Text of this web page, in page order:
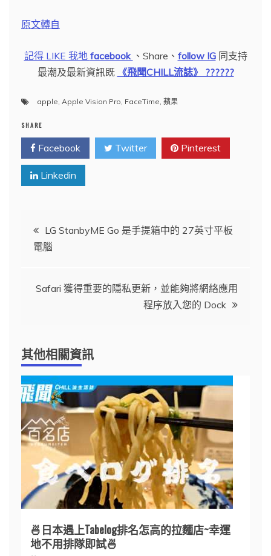
原文轉自
記得 LIKE 我地 facebook 、Share、 follow IG同支持
最潮及最新資訊既 《飛聞CHILL流誌》 ??????
apple, Apple Vision Pro, FaceTime, 蘋果
SHARE
Facebook Twitter Pinterest
Linkedin
文
章
導
LG StanbyME Go 是手提箱中的 27英寸平板
電腦
Safari 獲得重要的隱私更新，並能夠將網絡應用
程序放入您的 Dock
其他相關資訊
🍜日本遇上Tabelog排名怎高的拉麵店~幸運
地不用排隊即試🍜